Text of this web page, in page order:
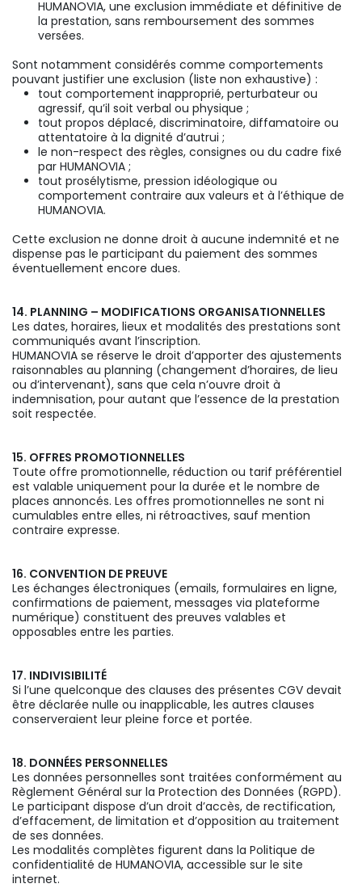
HUMANOVIA, une exclusion immédiate et définitive de
la prestation, sans remboursement des sommes
versées.
Sont notamment considérés comme comportements
pouvant justifier une exclusion (liste non exhaustive) :
tout comportement inapproprié, perturbateur ou
agressif, qu’il soit verbal ou physique ;
tout propos déplacé, discriminatoire, diffamatoire ou
attentatoire à la dignité d’autrui ;
le non-respect des règles, consignes ou du cadre fixé
par HUMANOVIA ;
tout prosélytisme, pression idéologique ou
comportement contraire aux valeurs et à l’éthique de
HUMANOVIA.
Cette exclusion ne donne droit à aucune indemnité et ne
dispense pas le participant du paiement des sommes
éventuellement encore dues.
14. PLANNING – MODIFICATIONS ORGANISATIONNELLES
Les dates, horaires, lieux et modalités des prestations sont
communiqués avant l’inscription.
HUMANOVIA se réserve le droit d’apporter des ajustements
raisonnables au planning (changement d’horaires, de lieu
ou d’intervenant), sans que cela n’ouvre droit à
indemnisation, pour autant que l’essence de la prestation
soit respectée.
15. OFFRES PROMOTIONNELLES
Toute offre promotionnelle, réduction ou tarif préférentiel
est valable uniquement pour la durée et le nombre de
places annoncés. Les offres promotionnelles ne sont ni
cumulables entre elles, ni rétroactives, sauf mention
contraire expresse.
16. CONVENTION DE PREUVE
Les échanges électroniques (emails, formulaires en ligne,
confirmations de paiement, messages via plateforme
numérique) constituent des preuves valables et
opposables entre les parties.
17. INDIVISIBILITÉ
Si l’une quelconque des clauses des présentes CGV devait
être déclarée nulle ou inapplicable, les autres clauses
conserveraient leur pleine force et portée.
18. DONNÉES PERSONNELLES
Les données personnelles sont traitées conformément au
Règlement Général sur la Protection des Données (RGPD).
Le participant dispose d’un droit d’accès, de rectification,
d’effacement, de limitation et d’opposition au traitement
de ses données.
Les modalités complètes figurent dans la Politique de
confidentialité de HUMANOVIA, accessible sur le site
internet.